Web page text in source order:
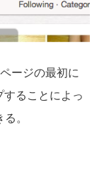
ージの最初に
ることによっ
。